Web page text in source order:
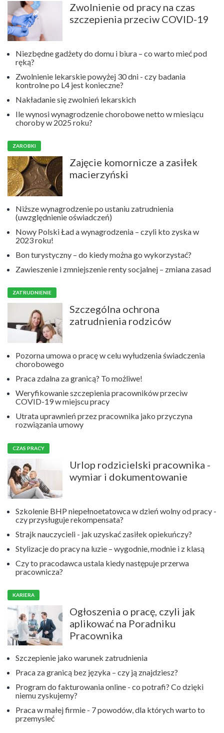
Zwolnienie od pracy na czas
szczepienia przeciw COVID-19
Niezbędne gadżety do domu i biura – co warto mieć pod
ręką?
Zwolnienie lekarskie powyżej 30 dni - czy badania
kontrolne po L4 jest konieczne?
Nakładanie się zwolnień lekarskich
Ile wynosi wynagrodzenie chorobowe netto w miesiącu
choroby w 2025 roku?
ZAROBKI
Zajęcie komornicze a zasiłek
macierzyński
Niższe wynagrodzenie po ustaniu zatrudnienia
(uwzględnienie oświadczeń)
Nowy Polski Ład a wynagrodzenia – czyli kto zyska w
2023 roku!
Bon turystyczny – do kiedy można go wykorzystać?
Zawieszenie i zmniejszenie renty socjalnej – zmiana zasad
ZATRUDNIENIE
Szczególna ochrona
zatrudnienia rodziców
Pozorna umowa o pracę w celu wyłudzenia świadczenia
chorobowego
Praca zdalna za granicą? To możliwe!
Weryfikowanie szczepienia pracowników przeciw
COVID-19 w miejscu pracy
Utrata uprawnień przez pracownika jako przyczyna
rozwiązania umowy
CZAS PRACY
Urlop rodzicielski pracownika -
wymiar i dokumentowanie
Szkolenie BHP niepełnoetatowca w dzień wolny od pracy -
czy przysługuje rekompensata?
Strajk nauczycieli - jak uzyskać zasiłek opiekuńczy?
Stylizacje do pracy na luzie – wygodnie, modnie i z klasą
Czy to pracodawca ustala kiedy następuje przerwa
pracownicza?
KARIERA
Ogłoszenia o pracę, czyli jak
aplikować na Poradniku
Pracownika
Szczepienie jako warunek zatrudnienia
Praca za granicą bez języka – czy ją znajdziesz?
Program do fakturowania online - co potrafi? Co dzięki
niemu zyskujemy?
Praca w małej firmie - 7 powodów, dla których warto to
przemysleć